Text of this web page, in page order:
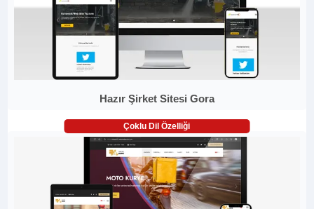
Hazır Şirket Sitesi Gora
Çoklu Dil Özelliği